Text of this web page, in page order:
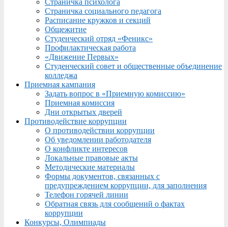
Страничка психолога
Страничка социального педагога
Расписание кружков и секций
Общежитие
Студенческий отряд «Феникс»
Профилактическая работа
«Движение Первых»
Студенческий совет и общественные объединение
колледжа
Приемная кампания
Задать вопрос в «Приемную комиссию»
Приемная комиссия
Дни открытых дверей
Противодействие коррупции
О противодействии коррупции
Об уведомлении работодателя
О конфликте интересов
Локальные правовые акты
Методические материалы
Формы документов, связанных с
предупреждением коррупции, для заполнения
Телефон горячей линии
Обратная связь для сообщений о фактах
коррупции
Конкурсы, Олимпиады